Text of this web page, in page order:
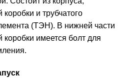
и трубчатого
(ТЭН). В нижней части
коробки имеется болт для